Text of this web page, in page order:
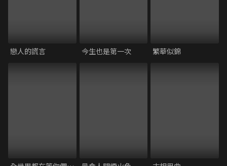
戀人的謊言 今生也是第一次 繁華似錦